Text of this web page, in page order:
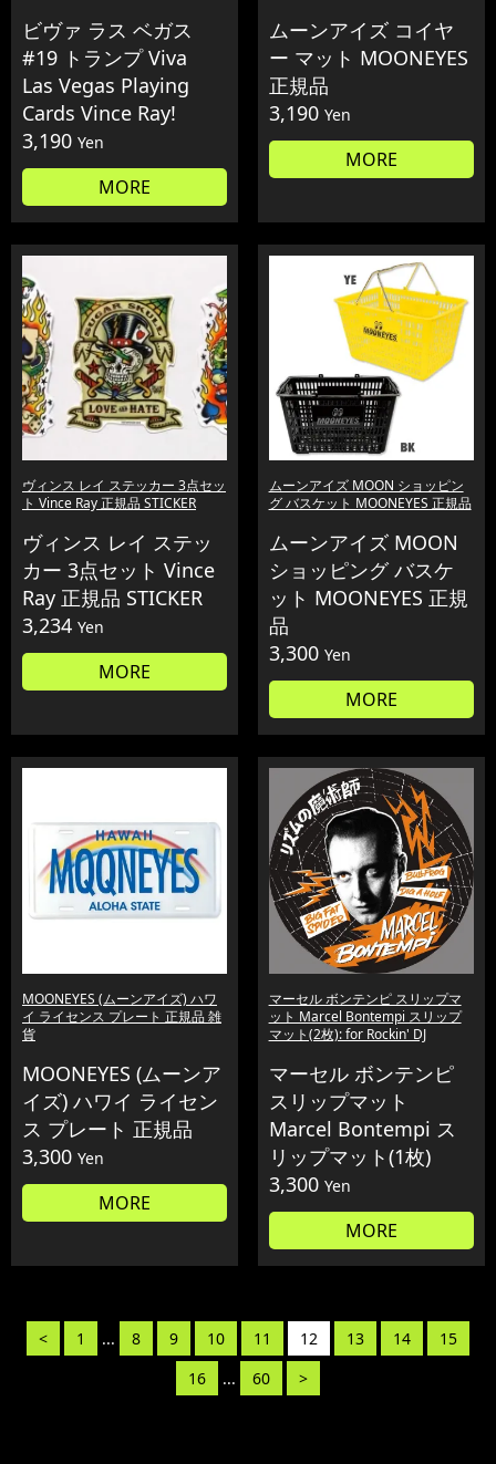
ビヴァ ラス ベガス
#19 トランプ Viva
Las Vegas Playing
Cards Vince Ray!
3,190 Yen
MORE
ムーンアイズ コイヤ
ー マット MOONEYES
正規品
3,190 Yen
MORE
ヴィンス レイ ステッカー 3点セッ
ト Vince Ray 正規品 STICKER
ヴィンス レイ ステッ
カー 3点セット Vince
Ray 正規品 STICKER
3,234 Yen
MORE
ムーンアイズ MOON ショッピン
グ バスケット MOONEYES 正規品
ムーンアイズ MOON
ショッピング バスケ
ット MOONEYES 正規
品
3,300 Yen
MORE
MOONEYES (ムーンアイズ) ハワ
イ ライセンス プレート 正規品 雑
貨
MOONEYES (ムーンア
イズ) ハワイ ライセン
ス プレート 正規品
3,300 Yen
MORE
マーセル ボンテンピ スリップマ
ット Marcel Bontempi スリップ
マット(2枚): for Rockin' DJ
マーセル ボンテンピ
スリップマット
Marcel Bontempi ス
リップマット(1枚)
3,300 Yen
MORE
< 1 ... 8 9 10 11 12 13 14
15
16
... 60 >